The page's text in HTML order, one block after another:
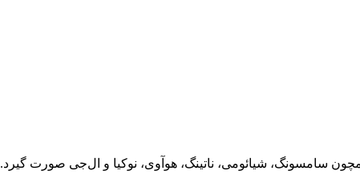
سامسونگ، شیائومی، ناتینگ، هوآوی، نوکیا و ال‌جی صورت گیرد.